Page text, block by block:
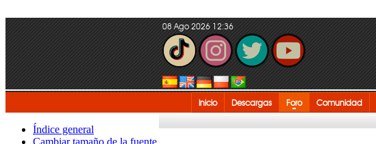
08 Ago 2026 12:36
Inicio Descargas Foro Comunidad
Índice general
Cambiar tamaño de la fuente